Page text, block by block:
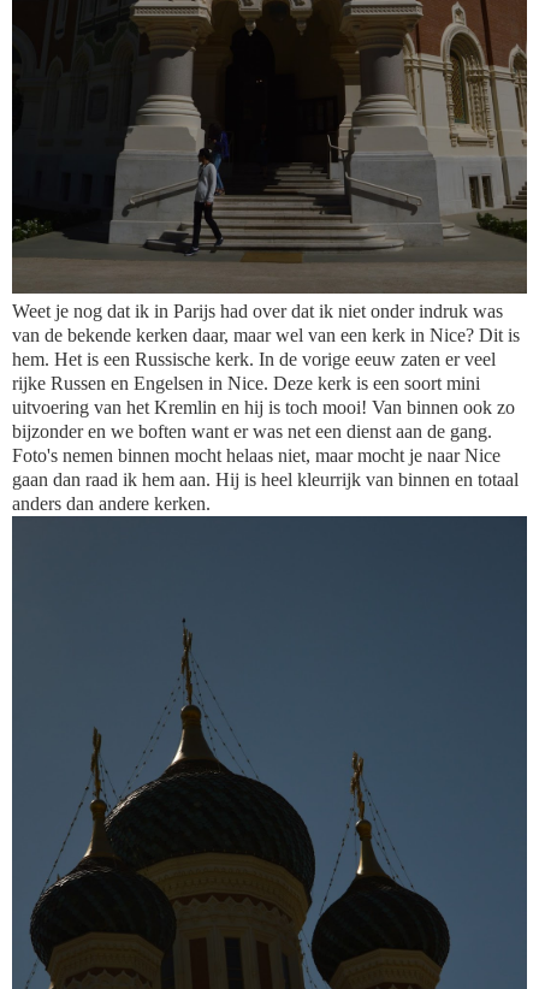
Weet je nog dat ik in Parijs had over dat ik niet onder indruk was
van de bekende kerken daar, maar wel van een kerk in Nice? Dit is
hem. Het is een Russische kerk. In de vorige eeuw zaten er veel
rijke Russen en Engelsen in Nice. Deze kerk is een soort mini
uitvoering van het Kremlin en hij is toch mooi! Van binnen ook zo
bijzonder en we boften want er was net een dienst aan de gang.
Foto's nemen binnen mocht helaas niet, maar mocht je naar Nice
gaan dan raad ik hem aan. Hij is heel kleurrijk van binnen en totaal
anders dan andere kerken.